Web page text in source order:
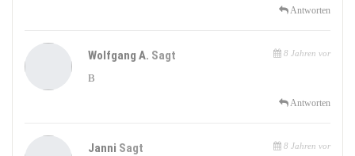
Antworten
Wolfgang A. Sagt 8 Jahren vor
B
Antworten
Janni Sagt 8 Jahren vor